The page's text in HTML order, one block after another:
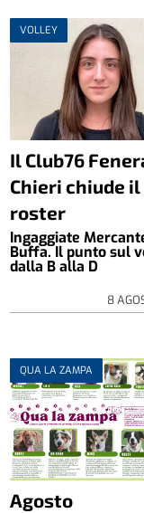
VOLLEY
Il Club76
Chieri chiude il
roster
Ingaggiate
Buffa. Il punto sul
dalla B alla D
8
QUA LA ZAMPA
Agosto